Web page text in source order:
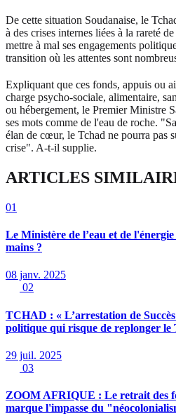
De cette situation Soudanaise, le
à des crises internes liées à la rareté
mettre à mal ses engagements
transition où les attentes sont
Expliquant que ces fonds, appuis ou
charge psycho-sociale, alimentaire,
ou hébergement, le Premier Ministre
ses mots comme de l'eau de roche.
élan de cœur, le Tchad ne pourra pas
crise". A-t-il supplie.
ARTICLES
01
Le Ministère de l’eau et de
mains ?
08 janv. 2025
02
TCHAD : « L’arrestation de
politique qui risque de replonger le
29 juil. 2025
03
ZOOM AFRIQUE : Le retrait des
marque l'impasse du